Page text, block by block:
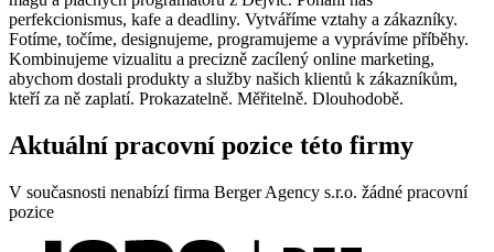
perfekcionismus, kafe a deadliny. Vytváříme vztahy a zákazníky.
Fotíme, točíme, designujeme, programujeme a vyprávíme příběhy.
Kombinujeme vizualitu a precizně zacílený online marketing,
abychom dostali produkty a služby našich klientů k zákazníkům,
kteří za ně zaplatí. Prokazatelně. Měřitelně. Dlouhodobě.
Aktuální pracovní pozice této firmy
V současnosti nenabízí firma Berger Agency s.r.o. žádné pracovní
pozice